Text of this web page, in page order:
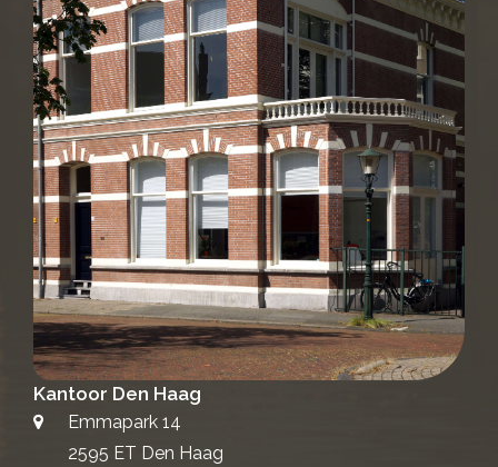
Kantoor Den Haag
Emmapark 14
2595 ET Den Haag